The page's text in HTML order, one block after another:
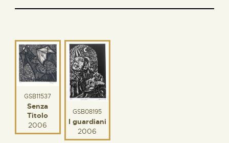
GSB11537
Senza
Titolo
2006
GSB08195
I guardiani
2006